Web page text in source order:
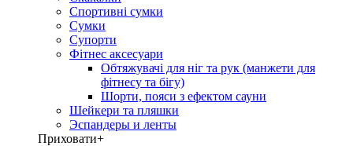
Спортивні сумки
Сумки
Супорти
Фітнес аксесуари
Обтяжувачі для ніг та рук (манжети для
фітнесу та бігу)
Шорти, пояси з ефектом сауни
Шейкери та пляшки
Эспандеры и ленты
Приховати+